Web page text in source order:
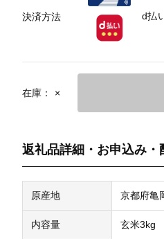
在庫： ×
返礼品詳細・お申込み・
原産地 京都府亀
内容量 玄米3kg
決済方法 d払